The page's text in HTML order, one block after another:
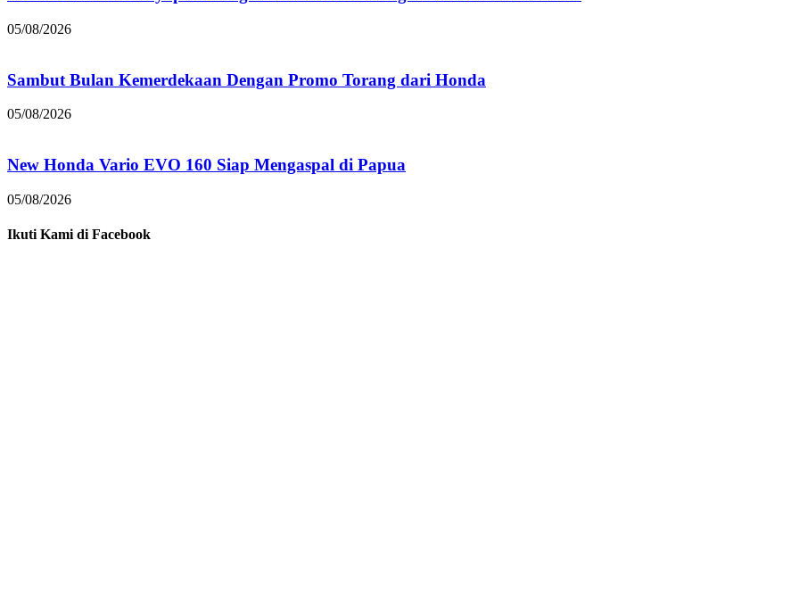
05/08/2026
Sambut Bulan Kemerdekaan Dengan Promo Torang dari Honda
05/08/2026
New Honda Vario EVO 160 Siap Mengaspal di Papua
05/08/2026
Ikuti Kami di Facebook